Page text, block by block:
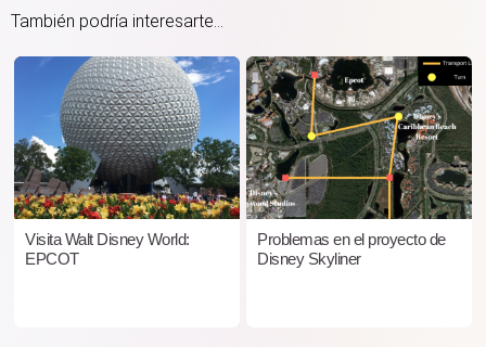
También podría interesarte...
Visita Walt Disney World:
EPCOT
Problemas en el proyecto de
Disney Skyliner